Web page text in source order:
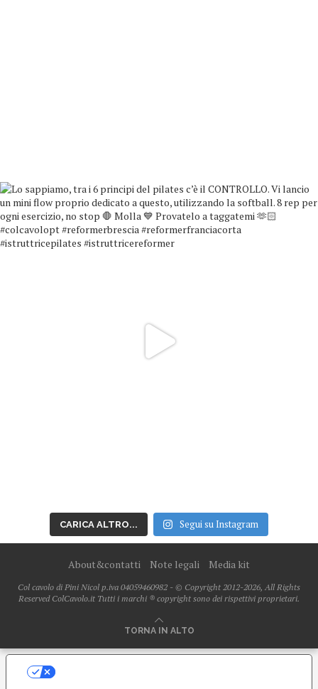
CARICA ALTRO... Segui su Instagram
About&contatti Note legali Media kit
Col cavolo di Pini Nicol p.iva 04059460982 - © Copyright 2012-2026, All Rights
Reserved ColCavolo.it Tutti i marchi ® copyright sono dei rispettivi proprietari.
TORNA IN ALTO